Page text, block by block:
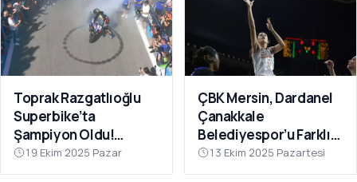
Toprak Razgatlıoğlu
Superbike’ta
Şampiyon Oldu!
Rakibinin Skandal
Hamlesi Tepki Çekti
19 Ekim 2025 Pazar
ÇBK Mersin, Dardanel
Çanakkale
Belediyespor’u Farklı
Geçti: 112-78
13 Ekim 2025 Pazartesi